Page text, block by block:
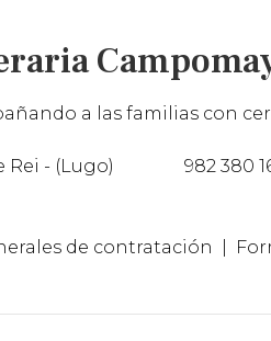
a las familias con
Rei - (Lugo) 982 380
de contratación